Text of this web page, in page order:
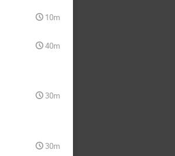
10m
40m
30m
30m